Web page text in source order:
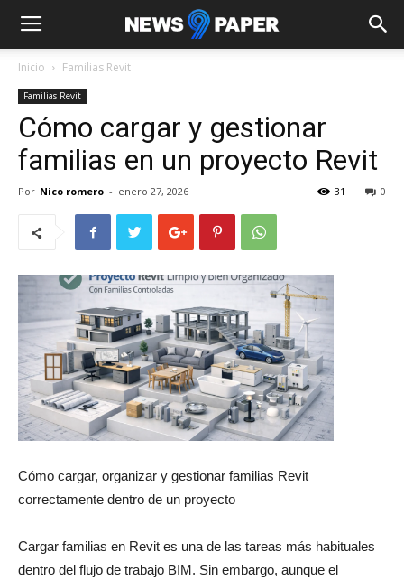
Inicio Familias Revit
Familias Revit
Cómo cargar y gestionar
familias en un proyecto Revit
Por Nico romero - enero 27, 2026 0
31
Cómo cargar, organizar y gestionar familias Revit
correctamente dentro de un proyecto
Cargar familias en Revit es una de las tareas más habituales
dentro del flujo de trabajo BIM. Sin embargo, aunque el